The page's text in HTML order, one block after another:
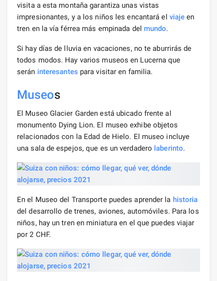
visita a esta montaña garantiza unas vistas
impresionantes, y a los niños les encantará el viaje en
tren en la vía férrea más empinada del mundo.
Si hay días de lluvia en vacaciones, no te aburrirás de
todos modos. Hay varios museos en Lucerna que
serán interesantes para visitar en familia.
Museos
El Museo Glacier Garden está ubicado frente al
monumento Dying Lion. El museo exhibe objetos
relacionados con la Edad de Hielo. El museo incluye
una sala de espejos, que es un verdadero laberinto.
En el Museo del Transporte puedes aprender la historia
del desarrollo de trenes, aviones, automóviles. Para los
niños, hay un tren en miniatura en el que puedes viajar
por 2 CHF.